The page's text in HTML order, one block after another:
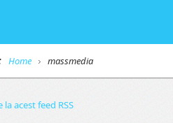
Home massmedia
acest feed RSS